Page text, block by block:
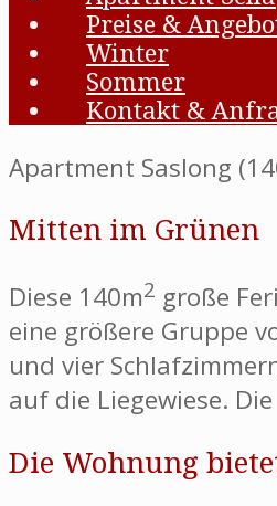
Preise &
Winter
Sommer
Kontakt &
Apartment Saslong
Mitten im Grünen
Diese 140m2 große
eine größere Gruppe
und vier
auf die Liegewiese.
Die Wohnung